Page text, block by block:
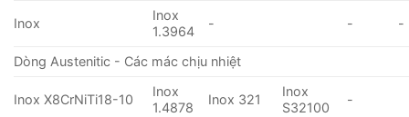
Inox
Inox
1.3964
- - -
Dòng Austenitic - Các mác chịu nhiệt
Inox X8CrNiTi18-10
Inox
1.4878
Inox 321
Inox
S32100
-